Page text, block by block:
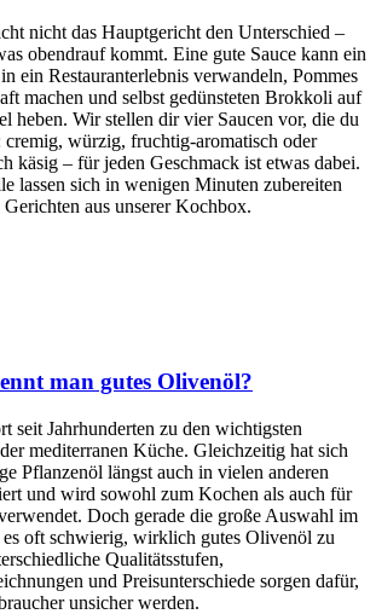
nicht das Hauptgericht den Unterschied –
obendrauf kommt. Eine gute Sauce kann ein
ein Restauranterlebnis verwandeln, Pommes
machen und selbst gedünsteten Brokkoli auf
heben. Wir stellen dir vier Saucen vor, die du
cremig, würzig, fruchtig-aromatisch oder
käsig – für jeden Geschmack ist etwas dabei.
lassen sich in wenigen Minuten zubereiten
Gerichten aus unserer Kochbox.
man gutes Olivenöl?
seit Jahrhunderten zu den wichtigsten
mediterranen Küche. Gleichzeitig hat sich
Pflanzenöl längst auch in vielen anderen
und wird sowohl zum Kochen als auch für
Doch gerade die große Auswahl im
oft schwierig, wirklich gutes Olivenöl zu
Qualitätsstufen,
und Preisunterschiede sorgen dafür,
unsicher werden.